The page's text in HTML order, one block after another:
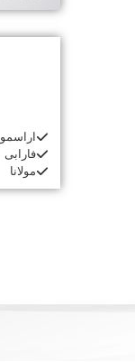
فارابی
مولانا